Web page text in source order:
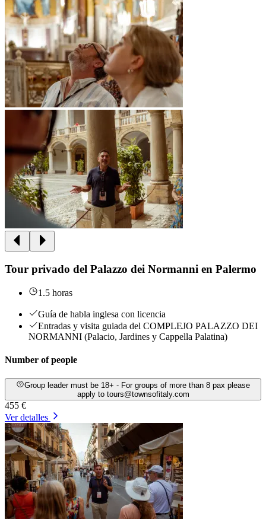
Tour privado del Palazzo dei Normanni en Palermo
1.5 horas
Guía de habla inglesa con licencia
Entradas y visita guiada del COMPLEJO PALAZZO DEI
NORMANNI (Palacio, Jardines y Cappella Palatina)
Number of people
Group leader must be 18+ - For groups of more than 8 pax please
apply to tours@townsofitaly.com
455 €
Ver detalles